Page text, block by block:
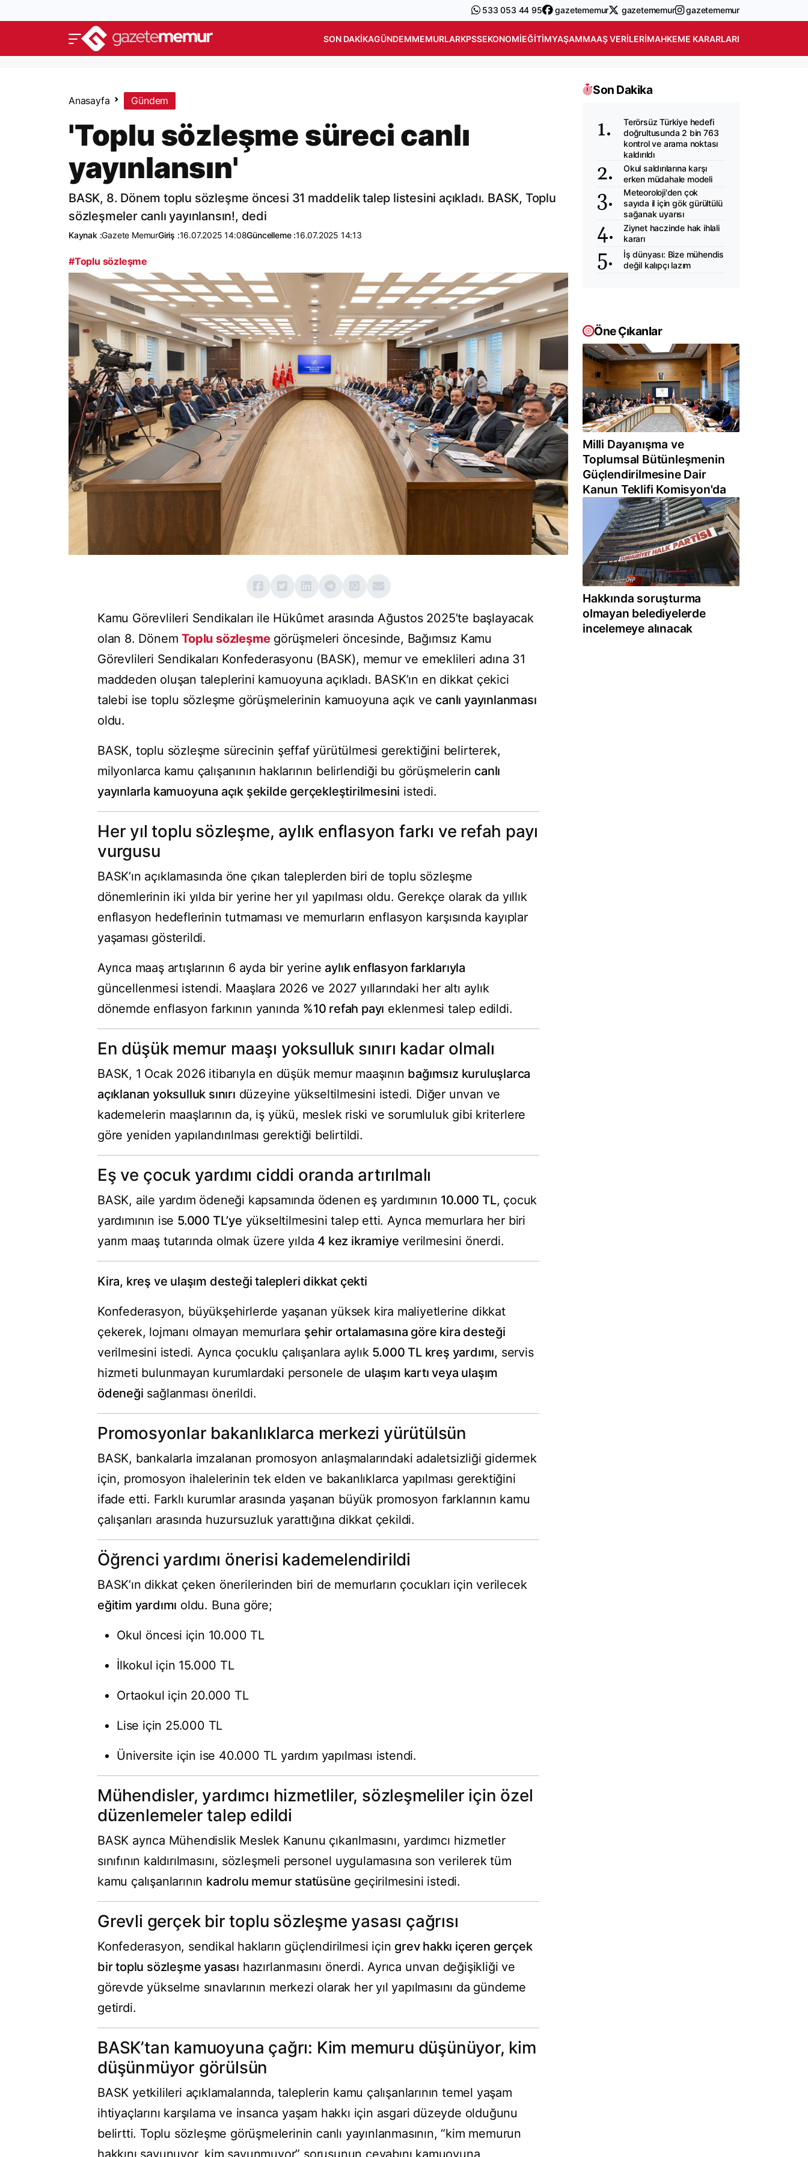
533 053 44 95 gazetememur gazetememur gazetememur
SON DAKIKAGÜNDEMMEMURLARKPSSEKONOMIEĞITIMYAŞAMMAAŞ VERILERIMAHKEME KARARLARI
Anasayfa Gündem
'Toplu sözleşme süreci canlı
yayınlansın'
BASK, 8. Dönem toplu sözleşme öncesi 31 maddelik talep listesini açıkladı. BASK, Toplu
sözleşmeler canlı yayınlansın!, dedi
Kaynak :Gazete MemurGiriş :16.07.2025 14:08Güncelleme :16.07.2025 14:13
#Toplu sözleşme
Kamu Görevlileri Sendikaları ile Hükûmet arasında Ağustos 2025’te başlayacak
olan 8. DönemToplu sözleşmegörüşmeleri öncesinde, Bağımsız Kamu
Görevlileri Sendikaları Konfederasyonu (BASK), memur ve emeklileri adına 31
maddeden oluşan taleplerini kamuoyuna açıkladı. BASK’ın en dikkat çekici
talebi ise toplu sözleşme görüşmelerinin kamuoyuna açık ve canlı yayınlanması
oldu.
BASK, toplu sözleşme sürecinin şeffaf yürütülmesi gerektiğini belirterek,
milyonlarca kamu çalışanının haklarının belirlendiği bu görüşmelerin canlı
yayınlarla kamuoyuna açık şekilde gerçekleştirilmesini istedi.
Her yıl toplu sözleşme, aylık enflasyon farkı ve refah payı
vurgusu
BASK’ın açıklamasında öne çıkan taleplerden biri de toplu sözleşme
dönemlerinin iki yılda bir yerine her yıl yapılması oldu. Gerekçe olarak da yıllık
enflasyon hedeflerinin tutmaması ve memurların enflasyon karşısında kayıplar
yaşaması gösterildi.
Ayrıca maaş artışlarının 6 ayda bir yerine aylık enflasyon farklarıyla
güncellenmesi istendi. Maaşlara 2026 ve 2027 yıllarındaki her altı aylık
dönemde enflasyon farkının yanında %10 refah payı eklenmesi talep edildi.
En düşük memur maaşı yoksulluk sınırı kadar olmalı
BASK, 1 Ocak 2026 itibarıyla en düşük memur maaşının bağımsız kuruluşlarca
açıklanan yoksulluk sınırı düzeyine yükseltilmesini istedi. Diğer unvan ve
kademelerin maaşlarının da, iş yükü, meslek riski ve sorumluluk gibi kriterlere
göre yeniden yapılandırılması gerektiği belirtildi.
Eş ve çocuk yardımı ciddi oranda artırılmalı
BASK, aile yardım ödeneği kapsamında ödenen eş yardımının 10.000 TL, çocuk
yardımının ise 5.000 TL’ye yükseltilmesini talep etti. Ayrıca memurlara her biri
yarım maaş tutarında olmak üzere yılda 4 kez ikramiye verilmesini önerdi.
Kira, kreş ve ulaşım desteği talepleri dikkat çekti
Konfederasyon, büyükşehirlerde yaşanan yüksek kira maliyetlerine dikkat
çekerek, lojmanı olmayan memurlara şehir ortalamasına göre kira desteği
verilmesini istedi. Ayrıca çocuklu çalışanlara aylık 5.000 TL kreş yardımı, servis
hizmeti bulunmayan kurumlardaki personele de ulaşım kartı veya ulaşım
ödeneği sağlanması önerildi.
Promosyonlar bakanlıklarca merkezi yürütülsün
BASK, bankalarla imzalanan promosyon anlaşmalarındaki adaletsizliği gidermek
için, promosyon ihalelerinin tek elden ve bakanlıklarca yapılması gerektiğini
ifade etti. Farklı kurumlar arasında yaşanan büyük promosyon farklarının kamu
çalışanları arasında huzursuzluk yarattığına dikkat çekildi.
Öğrenci yardımı önerisi kademelendirildi
BASK’ın dikkat çeken önerilerinden biri de memurların çocukları için verilecek
eğitim yardımı oldu. Buna göre;
Okul öncesi için 10.000 TL
İlkokul için 15.000 TL
Ortaokul için 20.000 TL
Lise için 25.000 TL
Üniversite için ise 40.000 TL yardım yapılması istendi.
Mühendisler, yardımcı hizmetliler, sözleşmeliler için özel
düzenlemeler talep edildi
BASK ayrıca Mühendislik Meslek Kanunu çıkarılmasını, yardımcı hizmetler
sınıfının kaldırılmasını, sözleşmeli personel uygulamasına son verilerek tüm
kamu çalışanlarının kadrolu memur statüsüne geçirilmesini istedi.
Grevli gerçek bir toplu sözleşme yasası çağrısı
Konfederasyon, sendikal hakların güçlendirilmesi için grev hakkı içeren gerçek
bir toplu sözleşme yasası hazırlanmasını önerdi. Ayrıca unvan değişikliği ve
görevde yükselme sınavlarının merkezi olarak her yıl yapılmasını da gündeme
getirdi.
BASK’tan kamuoyuna çağrı: Kim memuru düşünüyor, kim
düşünmüyor görülsün
BASK yetkilileri açıklamalarında, taleplerin kamu çalışanlarının temel yaşam
ihtiyaçlarını karşılama ve insanca yaşam hakkı için asgari düzeyde olduğunu
belirtti. Toplu sözleşme görüşmelerinin canlı yayınlanmasının, “kim memurun
hakkını savunuyor, kim savunmuyor” sorusunun cevabını kamuoyuna
Son Dakika
Terörsüz Türkiye hedefi
doğrultusunda 2 bin 763
kontrol ve arama noktası
kaldırıldı
Okul saldırılarına karşı
erken müdahale modeli
Meteoroloji'den çok
sayıda il için gök gürültülü
sağanak uyarısı
Ziynet haczinde hak ihlali
kararı
İş dünyası: Bize mühendis
değil kalıpçı lazım
Öne Çıkanlar
Milli Dayanışma ve
Toplumsal Bütünleşmenin
Güçlendirilmesine Dair
Kanun Teklifi Komisyon'da
Hakkında soruşturma
olmayan belediyelerde
incelemeye alınacak